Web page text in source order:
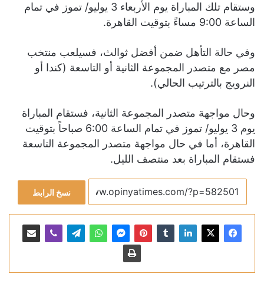
وستقام تلك المباراة يوم الأربعاء 3 يوليو/ تموز في تمام
الساعة 9:00 مساءً بتوقيت القاهرة.
وفي حالة التأهل ضمن أفضل ثوالث، فسيلعب منتخب
مصر مع متصدر المجموعة الثانية أو التاسعة (كندا أو
النرويج بالترتيب الحالي).
وحال مواجهة متصدر المجموعة الثانية، فستقام المباراة
يوم 3 يوليو/ تموز في تمام الساعة 6:00 صباحاً بتوقيت
القاهرة، أما في حال مواجهة متصدر المجموعة التاسعة
فستقام المباراة بعد منتصف الليل.
نسخ الرابط